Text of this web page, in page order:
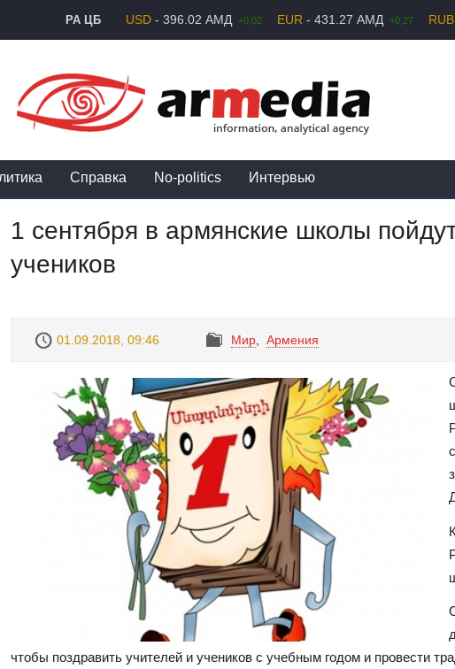
РА ЦБ USD - 396.02 АМД +0,02 EUR - 431.27 АМД +0,27 RUB
Справка No-politics Интервью
1 сентября в армянские школы
учеников
01.09.2018, 09:46 Mир Армения
чтобы поздравить учителей и учеников с учебным годом и провести